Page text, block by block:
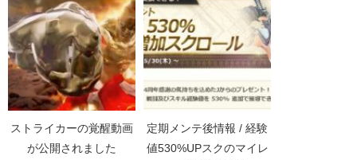
ストライカーの覚醒動画
が公開されました
定期メンテ後情報 / 経験
値530%UPスクのマイレ